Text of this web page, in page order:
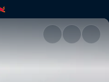
Luftraum |